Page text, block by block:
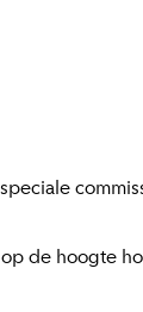
de hoogte